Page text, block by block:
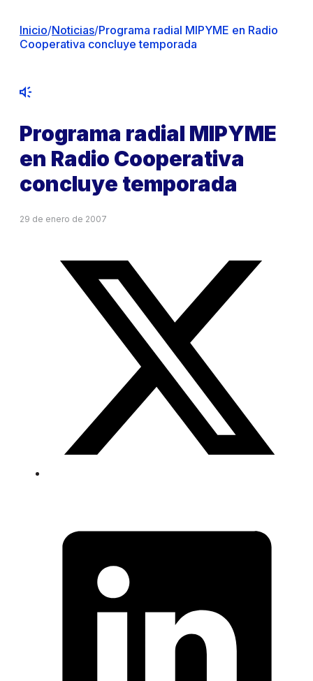
Inicio/Noticias/Programa radial MIPYME en Radio
Cooperativa concluye temporada
Programa radial MIPYME
en Radio Cooperativa
concluye temporada
29 de enero de 2007